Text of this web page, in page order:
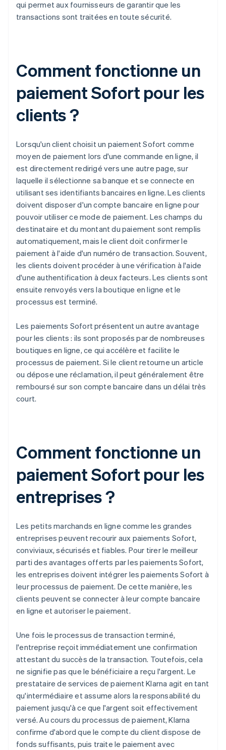
qui permet aux fournisseurs de garantir que les
transactions sont traitées en toute sécurité.
Comment fonctionne un
paiement Sofort pour les
clients ?
Lorsqu'un client choisit un paiement Sofort comme
moyen de paiement lors d'une commande en ligne, il
est directement redirigé vers une autre page, sur
laquelle il sélectionne sa banque et se connecte en
utilisant ses identifiants bancaires en ligne. Les clients
doivent disposer d'un compte bancaire en ligne pour
pouvoir utiliser ce mode de paiement. Les champs du
destinataire et du montant du paiement sont remplis
automatiquement, mais le client doit confirmer le
paiement à l'aide d'un numéro de transaction. Souvent,
les clients doivent procéder à une vérification à l'aide
d'une authentification à deux facteurs. Les clients sont
ensuite renvoyés vers la boutique en ligne et le
processus est terminé.
Les paiements Sofort présentent un autre avantage
pour les clients : ils sont proposés par de nombreuses
boutiques en ligne, ce qui accélère et facilite le
processus de paiement. Si le client retourne un article
ou dépose une réclamation, il peut généralement être
remboursé sur son compte bancaire dans un délai très
court.
Comment fonctionne un
paiement Sofort pour les
entreprises ?
Les petits marchands en ligne comme les grandes
entreprises peuvent recourir aux paiements Sofort,
conviviaux, sécurisés et fiables. Pour tirer le meilleur
parti des avantages offerts par les paiements Sofort,
les entreprises doivent intégrer les paiements Sofort à
leur processus de paiement. De cette manière, les
clients peuvent se connecter à leur compte bancaire
en ligne et autoriser le paiement.
Une fois le processus de transaction terminé,
l'entreprise reçoit immédiatement une confirmation
attestant du succès de la transaction. Toutefois, cela
ne signifie pas que le bénéficiaire a reçu l'argent. Le
prestataire de services de paiement Klarna agit en tant
qu'intermédiaire et assume alors la responsabilité du
paiement jusqu'à ce que l'argent soit effectivement
versé. Au cours du processus de paiement, Klarna
confirme d'abord que le compte du client dispose de
fonds suffisants, puis traite le paiement avec